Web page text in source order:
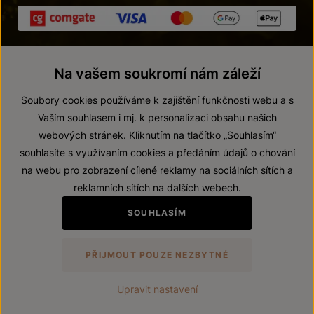
© 2026 ZNOVÍN ZNOJMO, a. s.
Prohlášení o přístupnosti
Zákaz prodeje alkoholických nápojů osobám mladším 18 let.
VytvořilwebProgress
Na vašem soukromí nám záleží
Soubory cookies používáme k zajištění funkčnosti webu a s
Vaším souhlasem i mj. k personalizaci obsahu našich
webových stránek. Kliknutím na tlačítko „Souhlasím“
souhlasíte s využívaním cookies a předáním údajů o chování
na webu pro zobrazení cílené reklamy na sociálních sítích a
reklamních sítích na dalších webech.
SOUHLASÍM
PŘIJMOUT POUZE NEZBYTNÉ
Upravit nastavení